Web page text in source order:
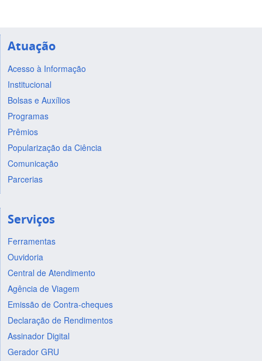
Atuação
Acesso à Informação
Institucional
Bolsas e Auxílios
Programas
Prêmios
Popularização da Ciência
Comunicação
Parcerias
Serviços
Ferramentas
Ouvidoria
Central de Atendimento
Agência de Viagem
Emissão de Contra-cheques
Declaração de Rendimentos
Assinador Digital
Gerador GRU